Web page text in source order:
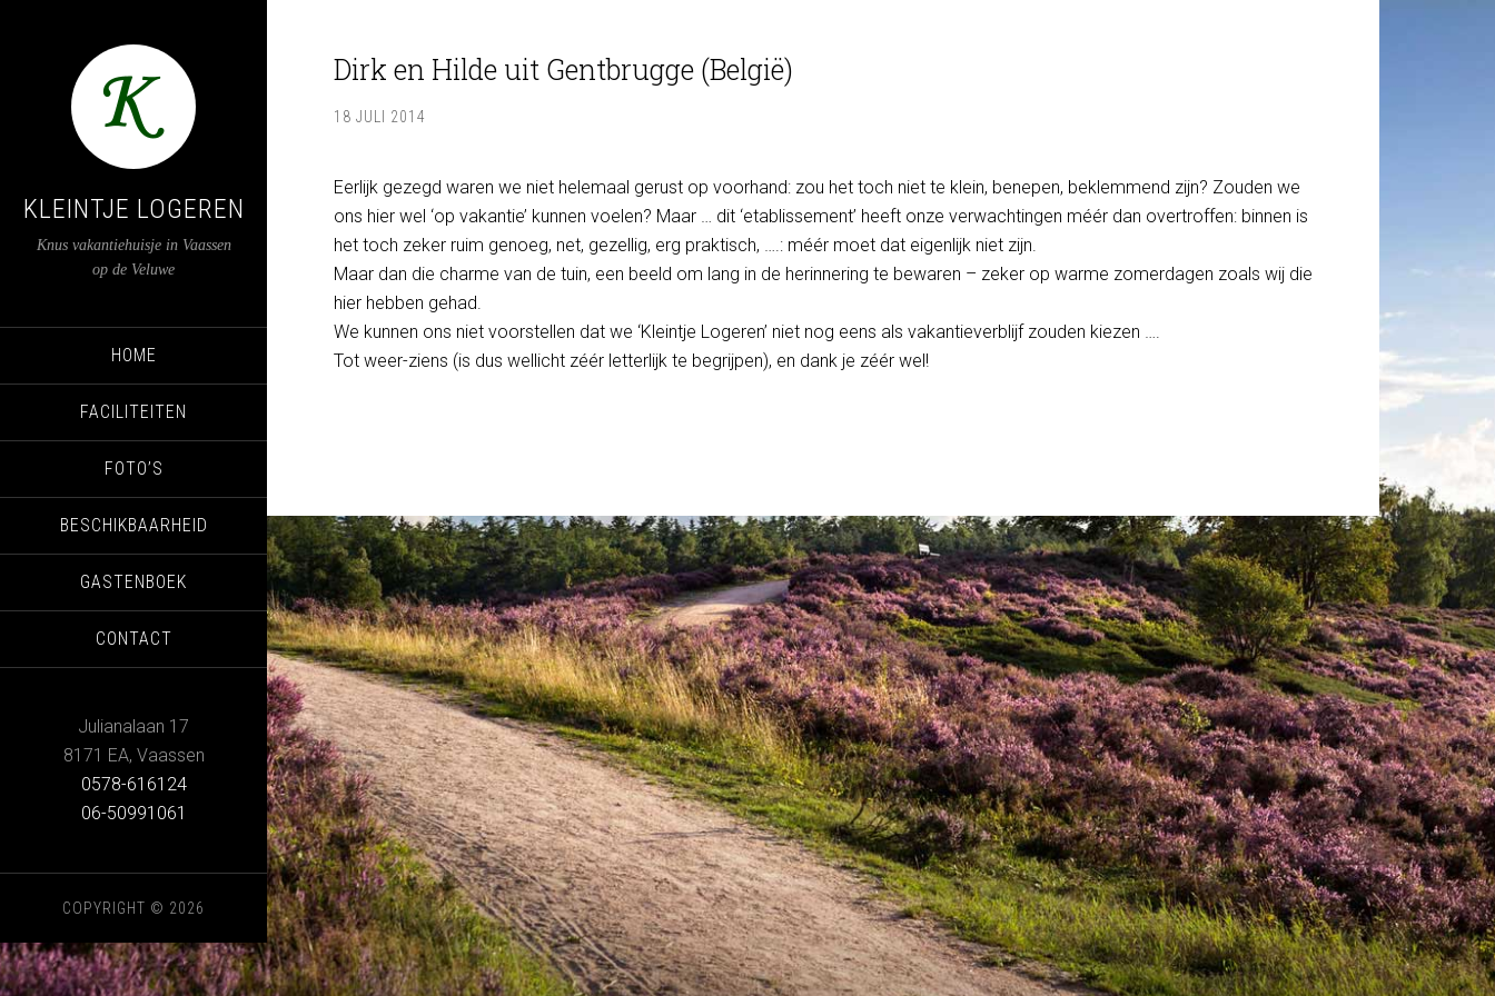
KLEINTJE LOGEREN
Knus vakantiehuisje in Vaassen
op de Veluwe
HOME
FACILITEITEN
FOTO’S
BESCHIKBAARHEID
GASTENBOEK
CONTACT
Julianalaan 17
8171 EA, Vaassen
0578-616124
06-50991061
COPYRIGHT © 2026
Dirk en Hilde uit Gentbrugge (België)
18 JULI 2014
Eerlijk gezegd waren we niet helemaal gerust op voorhand: zou het toch niet te klein, benepen, beklemmend zijn? Zouden we
ons hier wel ‘op vakantie’ kunnen voelen? Maar … dit ‘etablissement’ heeft onze verwachtingen méér dan overtroffen: binnen is
het toch zeker ruim genoeg, net, gezellig, erg praktisch, ….: méér moet dat eigenlijk niet zijn.
Maar dan die charme van de tuin, een beeld om lang in de herinnering te bewaren – zeker op warme zomerdagen zoals wij die
hier hebben gehad.
We kunnen ons niet voorstellen dat we ‘Kleintje Logeren’ niet nog eens als vakantieverblijf zouden kiezen ….
Tot weer-ziens (is dus wellicht zéér letterlijk te begrijpen), en dank je zéér wel!